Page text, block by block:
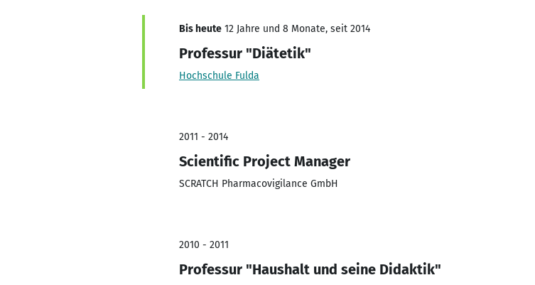
Bis heute 12 Jahre und 8 Monate, seit 2014
Professur "Diätetik"
Hochschule Fulda
2011 - 2014
Scientific Project Manager
SCRATCH Pharmacovigilance GmbH
2010 - 2011
Professur "Haushalt und seine Didaktik"